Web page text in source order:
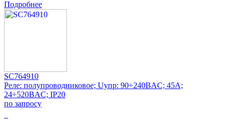
Подробнее
SC764910
Реле: полупроводниковое; Uупр: 90÷240ВAC; 45А;
24÷520ВAC; IP20
по запросу